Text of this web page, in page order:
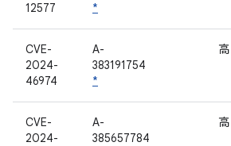
12577
*
CVE-
2024-
46974
A-
383191754
*
高
CVE-
2024-
A-
385657784
高